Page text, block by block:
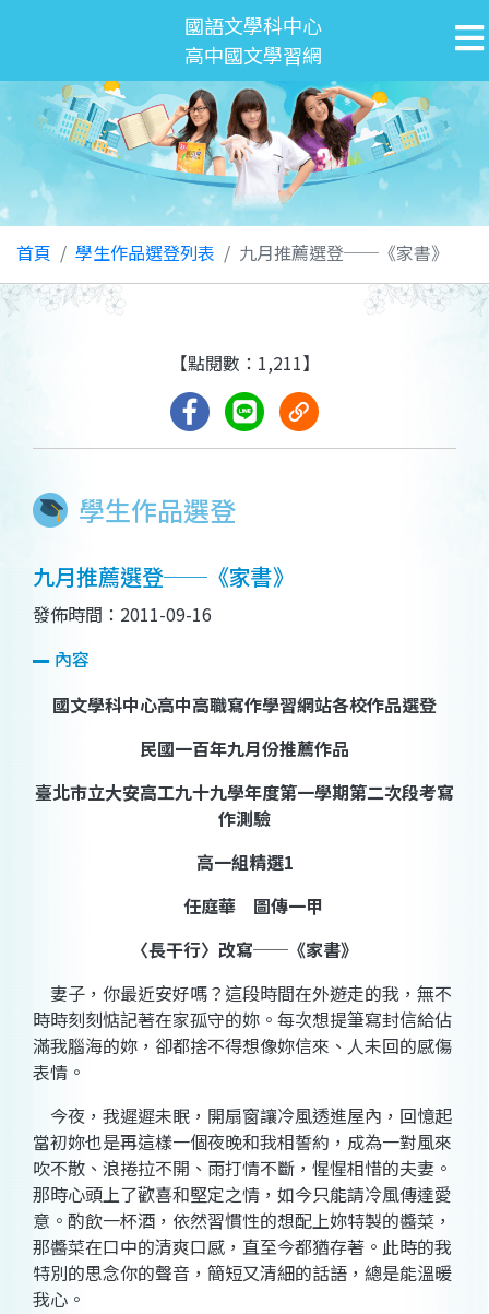
國語文學科中心
高中國文學習網
首頁 學生作品選登列表 九月推薦選登──《家書》
學生作品選登
【點閱數：1,211】
九月推薦選登──《家書》
發佈時間：2011-09-16
內容
國文學科中心高中高職寫作學習網站各校作品選登
民國一百年九月份推薦作品
臺北市立大安高工九十九學年度第一學期第二次段考寫
作測驗
高一組精選1
任庭華 圖傳一甲
〈長干行〉改寫──《家書》
妻子，你最近安好嗎？這段時間在外遊走的我，無不
時時刻刻惦記著在家孤守的妳。每次想提筆寫封信給佔
滿我腦海的妳，卻都捨不得想像妳信來、人未回的感傷
表情。
今夜，我遲遲未眠，開扇窗讓冷風透進屋內，回憶起
當初妳也是再這樣一個夜晚和我相誓約，成為一對風來
吹不散、浪捲拉不開、雨打情不斷，惺惺相惜的夫妻。
那時心頭上了歡喜和堅定之情，如今只能請冷風傳達愛
意。酌飲一杯酒，依然習慣性的想配上妳特製的醬菜，
那醬菜在口中的清爽口感，直至今都猶存著。此時的我
特別的思念你的聲音，簡短又清細的話語，總是能溫暖
我心。